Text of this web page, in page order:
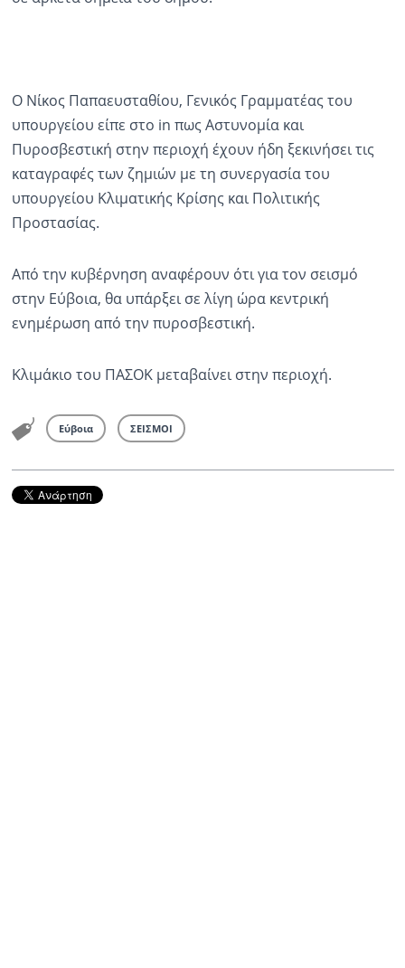
Ο Νίκος Παπαευσταθίου, Γενικός Γραμματέας του
υπουργείου είπε στο in πως Αστυνομία και
Πυροσβεστική στην περιοχή έχουν ήδη ξεκινήσει τις
καταγραφές των ζημιών με τη συνεργασία του
υπουργείου Κλιματικής Κρίσης και Πολιτικής
Προστασίας.
Από την κυβέρνηση αναφέρουν ότι για τον σεισμό
στην Εύβοια, θα υπάρξει σε λίγη ώρα κεντρική
ενημέρωση από την πυροσβεστική.
Κλιμάκιο του ΠΑΣΟΚ μεταβαίνει στην περιοχή.
Εύβοια ΣΕΙΣΜΟΙ